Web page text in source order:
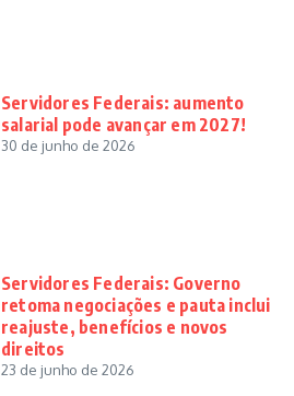
Servidores Federais: aumento
salarial pode avançar em 2027!
30 de junho de 2026
Servidores Federais: Governo
retoma negociações e pauta inclui
reajuste, benefícios e novos
direitos
23 de junho de 2026